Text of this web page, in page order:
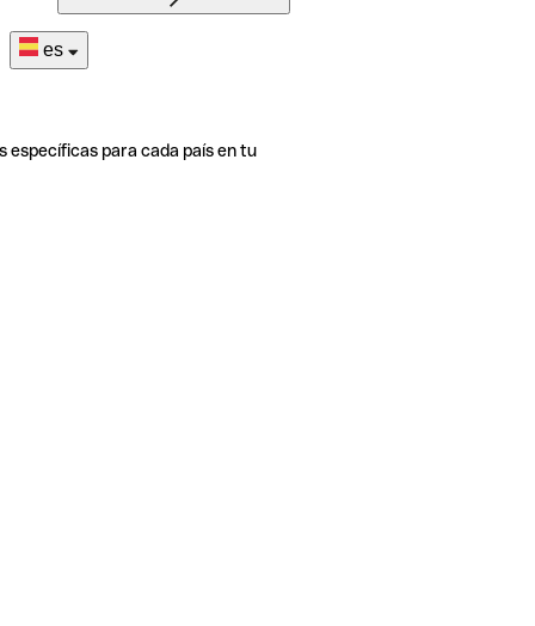
es
específicas para cada país en tu